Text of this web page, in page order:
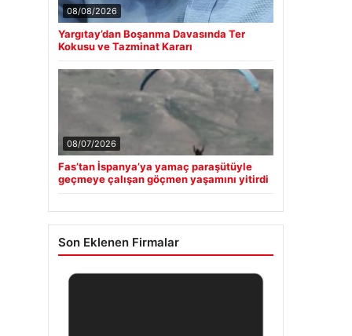
08/08/2026
Yargıtay’dan Boşanma Davasında Ter
Kokusu ve Tazminat Kararı
08/07/2026
Fas’tan İspanya’ya yamaç paraşütüyle
geçmeye çalışan göçmen yaşamını yitirdi
Son Eklenen Firmalar